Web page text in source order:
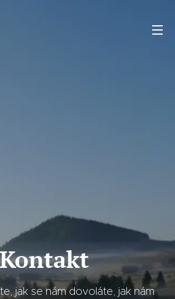
jak se nám dovoláte, jak nám